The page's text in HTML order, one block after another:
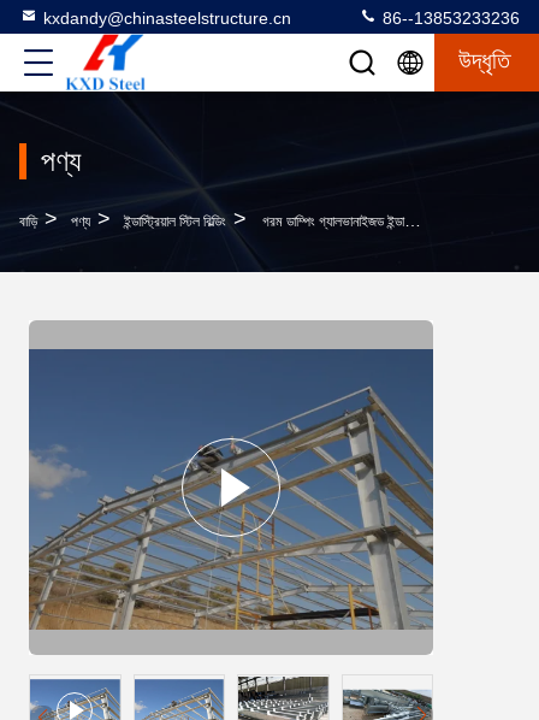
kxdandy@chinasteelstructure.cn 86--13853233236
উদ্ধৃতি
পণ্য
বাড়ি > পণ্য > ইন্ডাস্ট্রিয়াল স্টিল বিল্ডিং > গরম ডাম্পিং গ্যালভানাইজড ইন্ডাস্ট্রিয়াল স্টিল বিল্ডিং নির্মাণ জারা প্রতিরোধী